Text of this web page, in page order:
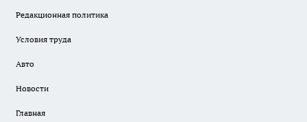
Редакционная политика
Условия труда
Авто
Новости
Главная